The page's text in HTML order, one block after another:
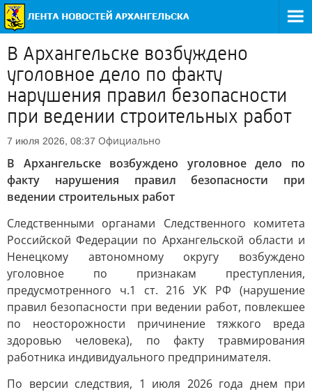
В Архангельске возбуждено
уголовное дело по факту
нарушения правил безопасности
при ведении строительных работ
7 июля 2026, 08:37 Официально
В Архангельске возбуждено уголовное дело по
факту нарушения правил безопасности при
ведении строительных работ
Следственными органами Следственного комитета
Российской Федерации по Архангельской области и
Ненецкому автономному округу возбуждено
уголовное по признакам преступления,
предусмотренного ч.1 ст. 216 УК РФ (нарушение
правил безопасности при ведении работ, повлекшее
по неосторожности причинение тяжкого вреда
здоровью человека), по факту травмирования
работника индивидуального предпринимателя.
По версии следствия, 1 июля 2026 года днем при